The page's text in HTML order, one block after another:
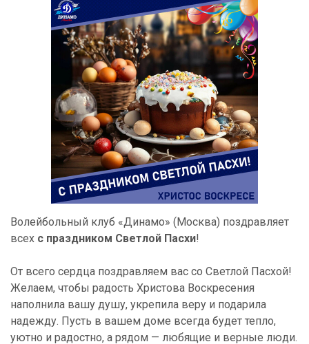
Волейбольный клуб «Динамо» (Москва) поздравляет
всех с праздником Светлой Пасхи!
От всего сердца поздравляем вас со Светлой Пасхой!
Желаем, чтобы радость Христова Воскресения
наполнила вашу душу, укрепила веру и подарила
надежду. Пусть в вашем доме всегда будет тепло,
уютно и радостно, а рядом — любящие и верные люди.